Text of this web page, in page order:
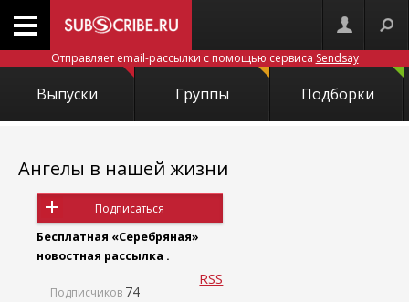
Отправляет email-рассылки с помощью сервиса Sendsay
Выпуски Группы Подборки
Ангелы в нашей жизни
Подписаться
Бесплатная «Серебряная»
новостная рассылка .
Подписчиков 74
RSS